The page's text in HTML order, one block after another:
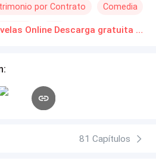
de las cazafortunas, astuto y
a Eleanor, hija de su
que ella sea su esposa, Alfred
y pide a su padre que
ella tiene su as bajo la manga
con Merritt Downey solo
por Contrato Comedia
CEO Seduciendo al amor Novelas Online Descarga gratuita de PDF
81 Capítulos